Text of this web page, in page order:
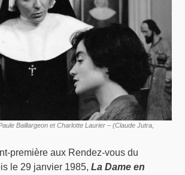
Baillargeon et Charlotte Laurier – (Claude Jutra,
première aux Rendez-vous du
le 29 janvier 1985,La Dame en